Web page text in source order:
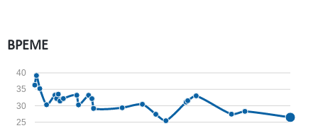
ВРЕМЕ
25
30
35
40